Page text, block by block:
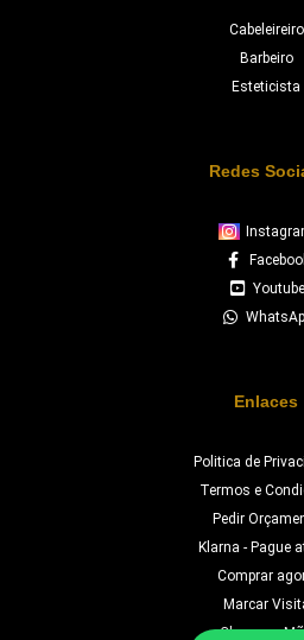
Cabeleireiro
Barbeiro
Esteticista
Redes
Youtube
Enlaces
Politica de
Termos e
Pedir
Klarna - Pague
Comprar
Marcar
Chave na